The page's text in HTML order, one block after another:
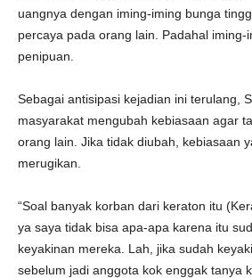
uangnya dengan iming-iming bunga
percaya pada orang lain. Padahal iming-
penipuan.
Sebagai antisipasi kejadian ini terulang,
masyarakat mengubah kebiasaan agar
orang lain. Jika tidak diubah, kebiasaan
merugikan.
“Soal banyak korban dari keraton itu
ya saya tidak bisa apa-apa karena itu
keyakinan mereka. Lah, jika sudah
sebelum jadi anggota kok enggak tanya